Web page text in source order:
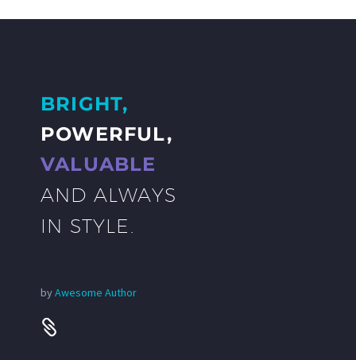
BRIGHT,
POWERFUL,
VALUABLE
AND ALWAYS
IN STYLE.
byAwesome Author

